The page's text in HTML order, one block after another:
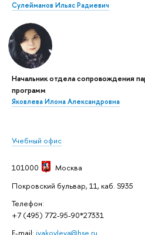
Сулейманов Ильяс Радиевич
Начальник отдела сопровождения
программ
Яковлева Илона Александровна
Учебный офис
101000
Москва
Покровский бульвар, 11, каб. S935
Телефон:
+7 (495) 772-95-90*27331
E-mail: iyakovleva@hse.ru